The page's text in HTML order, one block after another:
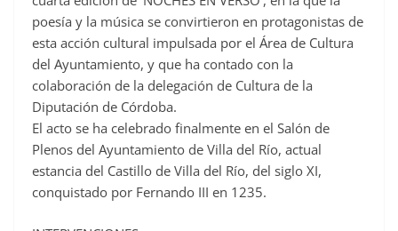
e
o
o
k
poesía y la música se convirtieron en protagonistas de
esta acción cultural impulsada por el Área de Cultura
del Ayuntamiento, y que ha contado con la
colaboración de la delegación de Cultura de la
Diputación de Córdoba.
El acto se ha celebrado finalmente en el Salón de
Plenos del Ayuntamiento de Villa del Río, actual
estancia del Castillo de Villa del Río, del siglo XI,
conquistado por Fernando III en 1235.